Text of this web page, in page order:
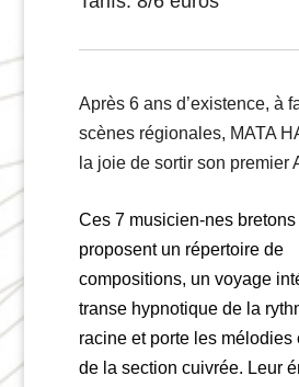
Après 6 ans d’existence, à
scènes régionales, MATA
la joie de sortir son premier
Ces 7 musicien-nes
proposent un répertoire de
compositions, un voyage
transe hypnotique de la
racine et porte les mélodies
de la section cuivrée. Leur